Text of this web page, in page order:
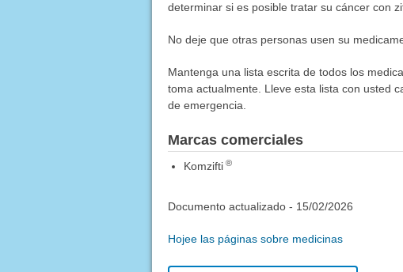
determinar si es posible tratar su cáncer con
No deje que otras personas usen su
Mantenga una lista escrita de todos los
toma actualmente. Lleve esta lista con usted
de emergencia.
Marcas comerciales
Komzifti ®
Documento actualizado - 15/02/2026
Hojee las páginas sobre medicinas